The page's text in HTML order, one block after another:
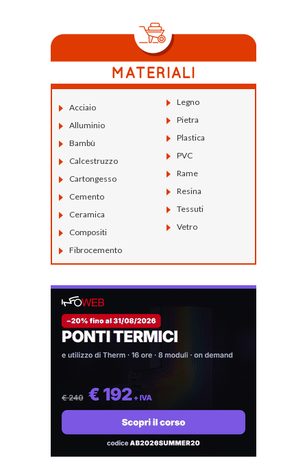
Acciaio
Alluminio
Bambù
Calcestruzzo
Cartongesso
Cemento
Ceramica
Compositi
Fibrocemento
Legno
Pietra
Plastica
PVC
Rame
Resina
Tessuti
Vetro